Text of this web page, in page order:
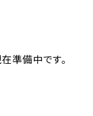
準備中です。